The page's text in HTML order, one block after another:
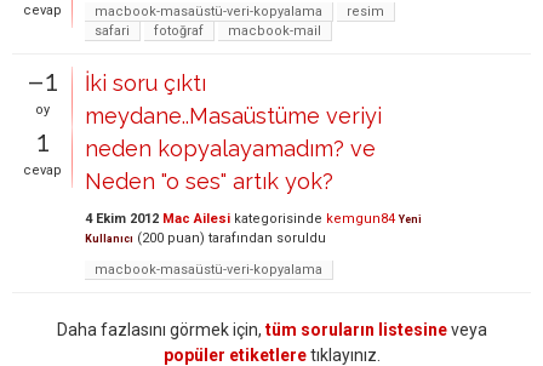
cevap
macbook-masaüstü-veri-kopyalama
resim
safari
fotoğraf macbook-mail
–1
oy
1
cevap
İki soru çıktı
meydane..Masaüstüme veriyi
neden kopyalayamadım? ve
Neden "o ses" artık yok?
4 Ekim 2012 Mac Ailesi kategorisinde kemgun84 Yeni
Kullanıcı (200 puan) tarafından soruldu
macbook-masaüstü-veri-kopyalama
Daha fazlasını görmek için, tüm soruların listesineveya
popüler etiketleretıklayınız.